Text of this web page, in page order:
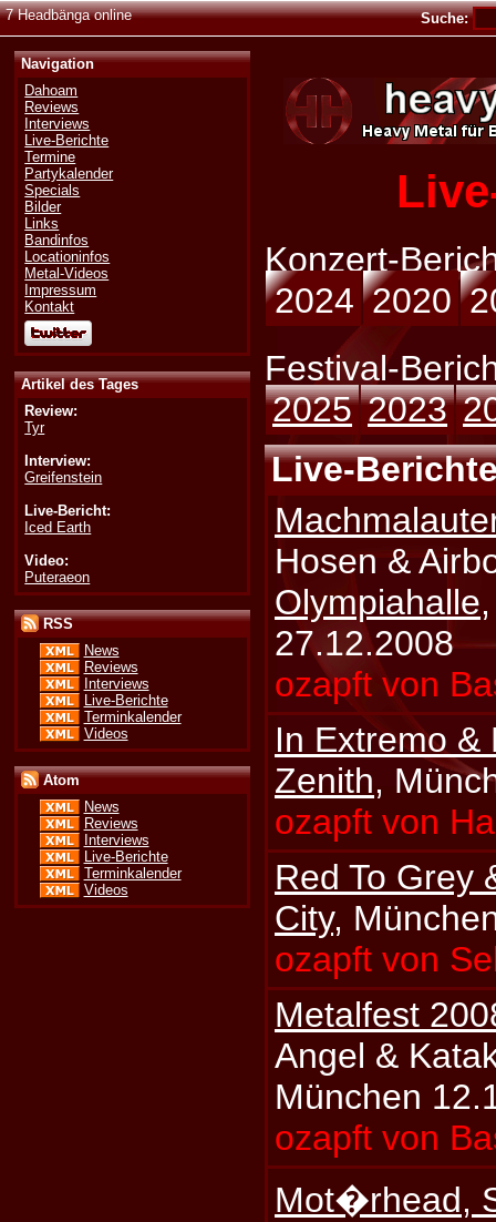
7 Headbänga online Suche:
Navigation
Dahoam
Reviews
Interviews
Live-Berichte
Termine
Partykalender
Specials
Bilder
Links
Bandinfos
Locationinfos
Metal-Videos
Impressum
Kontakt
Artikel des Tages
Review:
Tyr
Interview:
Greifenstein
Live-Bericht:
Iced Earth
Video:
Puteraeon
RSS
News
Reviews
Interviews
Live-Berichte
Terminkalender
Videos
Atom
News
Reviews
Interviews
Live-Berichte
Terminkalender
Videos
Konzert-
2024 2020
Festival-
2025 2023
Live-
Hosen &
Olympiahalle
27.12.2008
ozapft von
In Extremo &
Zenith,
ozapft von
Red To Grey
City,
ozapft von
Metalfest
Angel &
München
ozapft von
Mot�rhead,